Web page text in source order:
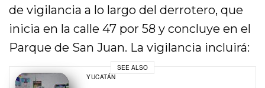
de vigilancia a lo largo del derrotero, que
inicia en la calle 47 por 58 y concluye en el
Parque de San Juan. La vigilancia incluirá:
SEE ALSO
YUCATÁN